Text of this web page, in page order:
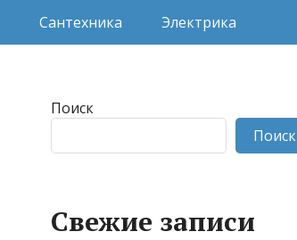
Сантехника Электрика
Поиск
Поиск
Свежие записи